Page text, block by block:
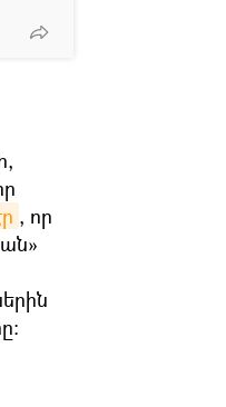
, որ